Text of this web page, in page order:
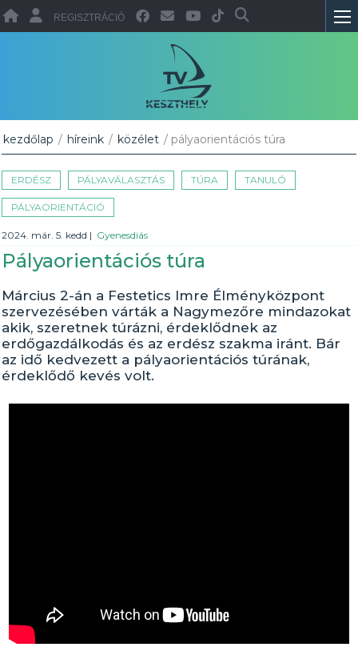
REGISZTRÁCIÓ
kezdőlap / híreink / közélet / pályaorientációs túra
ERDÉSZ PÁLYAVÁLASZTÁS TÚRA TANULÓ
PÁLYAORIENTÁCIÓ
2024. már. 5. kedd | Gyenesdiás
Pályaorientációs túra
Március 2-án a Festetics Imre Élményközpont
szervezésében várták a Nagymezőre mindazokat
akik, szeretnek túrázni, érdeklődnek az
erdőgazdálkodás és az erdész szakma iránt. Bár
az idő kedvezett a pályaorientációs túrának,
érdeklődő kevés volt.